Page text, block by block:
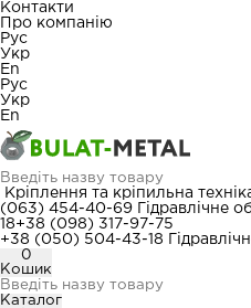
Контакти
Про компанію
Рус
Укр
En
Рус
Укр
En
Кріплення та кріпильна
(063) 454-40-69
Гідравлічне
18+38 (098) 317-97-75
+38 (050) 504-43-18
0
Кошик
Каталог